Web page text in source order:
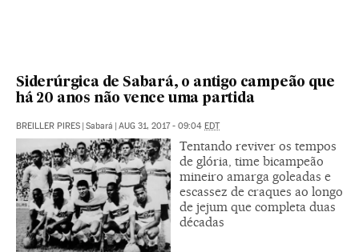
Siderúrgica de Sabará, o antigo campeão que
há 20 anos não vence uma partida
BREILLER PIRES | Sabará | AUG 31, 2017 - 09:04 EDT
Tentando reviver os tempos
de glória, time bicampeão
mineiro amarga goleadas e
escassez de craques ao longo
de jejum que completa duas
décadas